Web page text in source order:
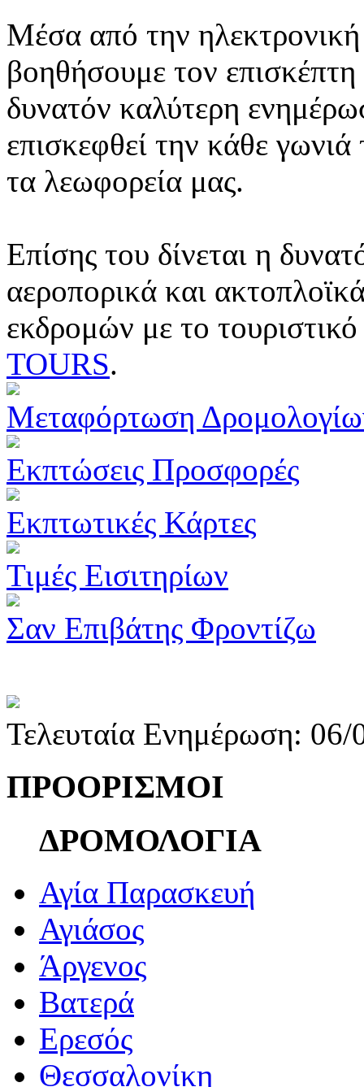
Μέσα από την ηλεκτρονική
βοηθήσουμε τον
δυνατόν καλύτερη
επισκεφθεί την κάθε
τα λεωφορεία μας.
Επίσης του δίνεται η
αεροπορικά και
εκδρομών με το
TOURS.
Μεταφόρτωση
Εκπτώσεις Προσφορές
Εκπτωτικές Κάρτες
Τιμές Εισιτηρίων
Σαν Επιβάτης Φροντίζω
Τελευταία Ενημέρωση:
ΠΡΟΟΡΙΣΜΟΙ
ΔΡΟΜΟΛΟΓΙΑ
Αγία Παρασκευή
Αγιάσος
Άργενος
Βατερά
Ερεσός
Θεσσαλονίκη